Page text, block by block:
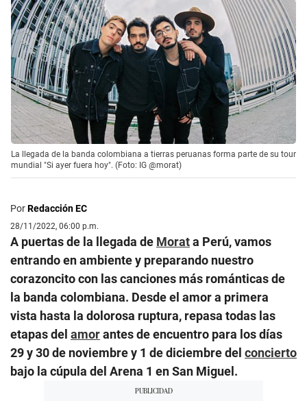
La llegada de la banda colombiana a tierras peruanas forma parte de su tour
mundial "Si ayer fuera hoy". (Foto: IG @morat)
PorRedacción EC
28/11/2022, 06:00 p.m.
A puertas de la llegada de Morata Perú, vamos
entrando en ambiente y preparando nuestro
corazoncito con las canciones más románticas de
la banda colombiana. Desde el amor a primera
vista hasta la dolorosa ruptura, repasa todas las
etapas del amorantes de encuentro para los días
29 y 30 de noviembre y 1 de diciembre del concierto
bajo la cúpula del Arena 1 en San Miguel.